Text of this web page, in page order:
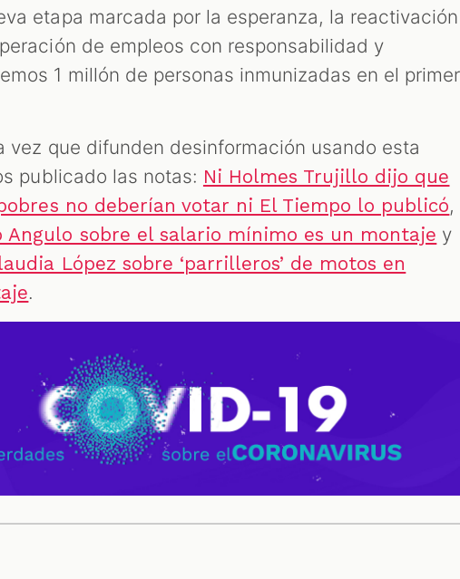
etapa marcada por la esperanza, la reactivación
de empleos con responsabilidad y
1 millón de personas inmunizadas en el primer
vez que difunden desinformación usando esta
publicado las notas: Ni Holmes Trujillo dijo que
no deberían votar ni El Tiempo lo publicó,
Angulo sobre el salario mínimo es un montaje y
López sobre ‘parrilleros’ de motos en
.